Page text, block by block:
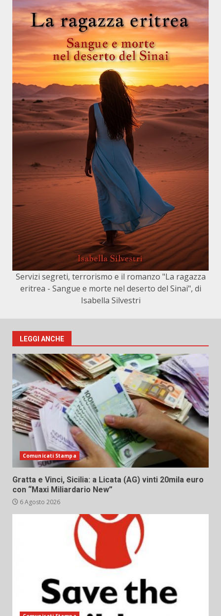
Servizi segreti, terrorismo e il romanzo "La ragazza
eritrea - Sangue e morte nel deserto del Sinai", di
Isabella Silvestri
LEGGI ANCHE
Comunicati Stampa
Gratta e Vinci, Sicilia: a Licata (AG) vinti 20mila euro
con “Maxi Miliardario New”
6 Agosto 2026